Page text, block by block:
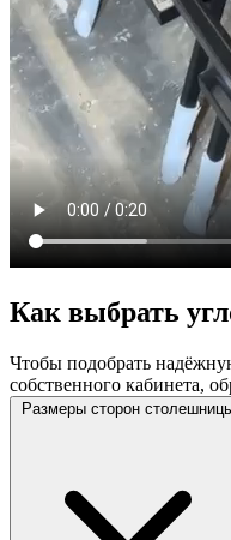
Как выбрать
Чтобы подобрать
собственного кабинета,
Размеры сторон